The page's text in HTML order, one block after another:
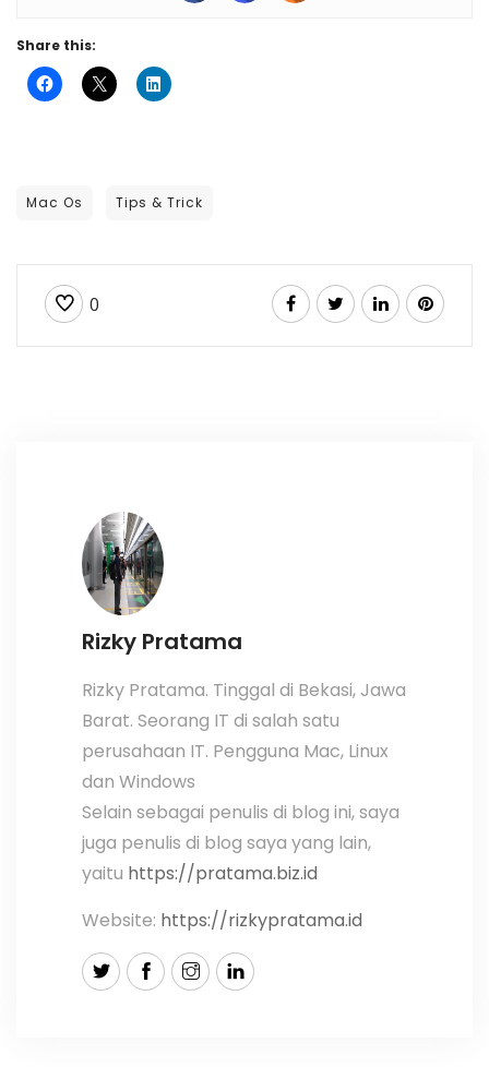
Share this:
Mac Os Tips & Trick
0
Rizky Pratama
Rizky Pratama. Tinggal di Bekasi, Jawa
Barat. Seorang IT di salah satu
perusahaan IT. Pengguna Mac, Linux
dan Windows
Selain sebagai penulis di blog ini, saya
juga penulis di blog saya yang lain,
yaitu https://pratama.biz.id
Website: https://rizkypratama.id